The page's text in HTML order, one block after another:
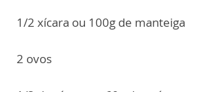
1/2 xícara ou 100g de manteiga
2 ovos